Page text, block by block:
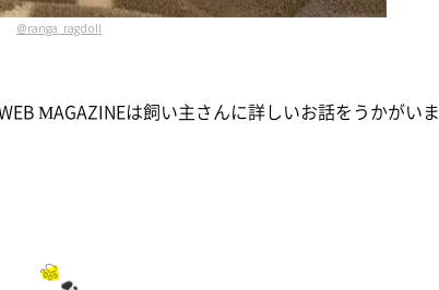
@ranga_ragdoll
MAGAZINEは飼い主さんに詳しいお話をうかがいま